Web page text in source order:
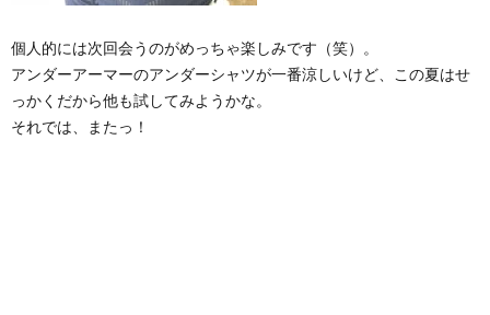
個人的には次回会うのがめっちゃ楽しみです（笑）。
アンダーアーマーのアンダーシャツが一番涼しいけど、この夏はせ
っかくだから他も試してみようかな。
それでは、またっ！